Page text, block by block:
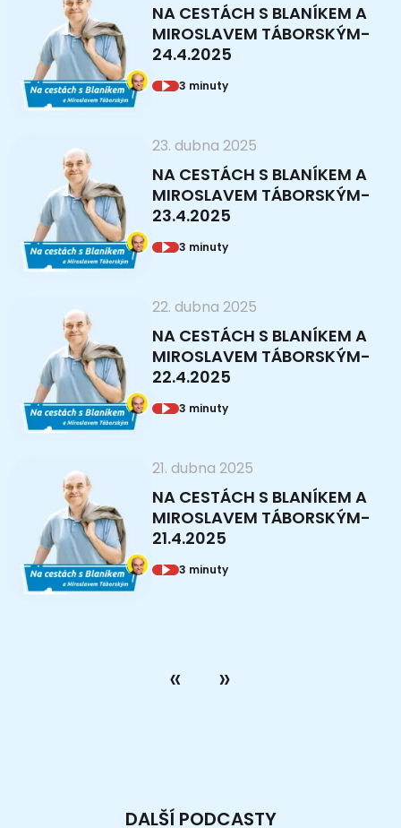
NA CESTÁCH S BLANÍKEM A
MIROSLAVEM TÁBORSKÝM-
24.4.2025
3 minuty
23. dubna 2025
NA CESTÁCH S BLANÍKEM A
MIROSLAVEM TÁBORSKÝM-
23.4.2025
3 minuty
22. dubna 2025
NA CESTÁCH S BLANÍKEM A
MIROSLAVEM TÁBORSKÝM-
22.4.2025
3 minuty
21. dubna 2025
NA CESTÁCH S BLANÍKEM A
MIROSLAVEM TÁBORSKÝM-
21.4.2025
3 minuty
DALŠÍ PODCASTY